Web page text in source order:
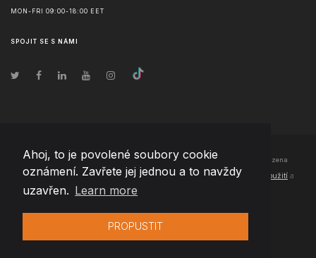
Ahoj, to je povolené soubory cookie
oznámení. Zavřete jej jednou a to navždy
uzavřen. Learn more
PROPUSTIT
MON-FRI 09:00-18:00 EET
SPOJIT SE S NÁMI
© Copyright2026 Team Extension Czech Republic- Všechna práva vyhrazena
Changelog● Používáním těchto stránek souhlasíte s našimiPodmínky použití a
Politika soukromí